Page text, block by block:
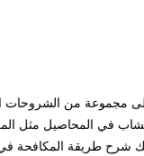
مجموعة من
في المحاصيل مثل
شرح طريقة المكافحة في